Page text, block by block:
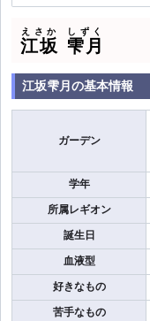
江坂
えさか
雫月
しずく
江坂雫月の基本情報
ガーデン
学年
所属レギオン
誕生日
血液型
好きなもの
苦手なもの